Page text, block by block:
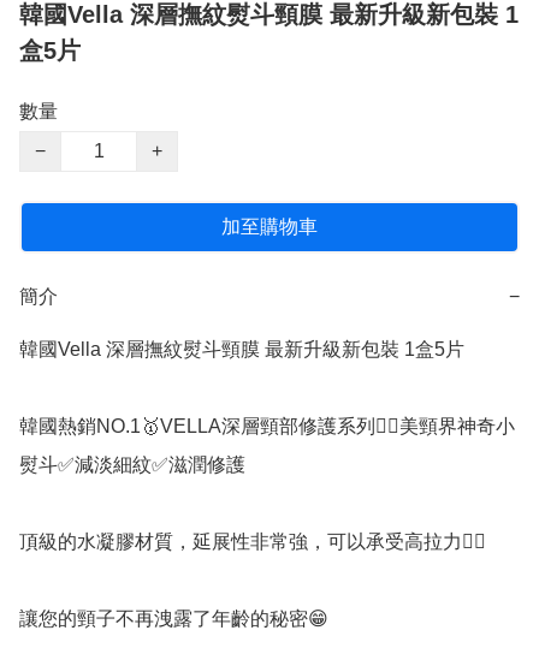
韓國Vella 深層撫紋熨斗頸膜 最新升級新包裝 1
盒5片
數量
−
+
加至購物車
簡介 −
韓國Vella 深層撫紋熨斗頸膜 最新升級新包裝 1盒5片
韓國熱銷NO.1🥇VELLA深層頸部修護系列👉🏻美頸界神奇小
熨斗✅️減淡細紋✅滋潤修護
頂級的水凝膠材質，延展性非常強，可以承受高拉力👍🏻
讓您的頸子不再洩露了年齡的秘密😁